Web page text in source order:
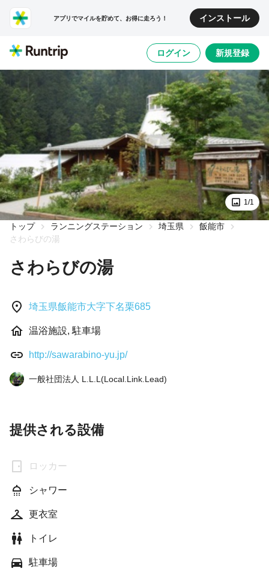
アプリでマイルを貯めて、お得に走ろう！ インストール
ログイン 新規登録
1/1
トップ ランニングステーション 埼玉県
飯能市
さわらびの湯
さわらびの湯
埼玉県飯能市大字下名栗685
温浴施設, 駐車場
http://sawarabino-yu.jp/
一般社団法人 L.L.L(Local.Link.Lead)
提供される設備
ロッカー
シャワー
更衣室
トイレ
駐車場